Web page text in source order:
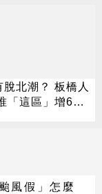
脫北潮？ 板橋人
「這區」增6千
風假」怎麼